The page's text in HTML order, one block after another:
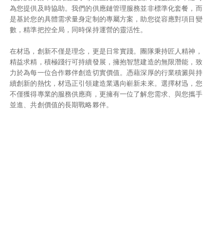
為您提供及時協助。我們的供應鏈管理服務並非標準化套餐，而
是基於您的具體需求量身定制的專屬方案，助您從容應對項目變
數，精準把控全局，同時保持運營的靈活性。
在材迅，創新不僅是理念，更是日常實踐。團隊秉持匠人精神，
精益求精，積極踐行可持續發展，擁抱智慧建造的無限潛能，致
力於為每一位合作夥伴創造切實價值。憑藉深厚的行業積澱與持
續創新的熱忱，材迅正引領建造業邁向嶄新未來。選擇材迅，您
不僅獲得專業的服務供應商，更擁有一位了解您需求、與您攜手
並進、共創價值的長期戰略夥伴。